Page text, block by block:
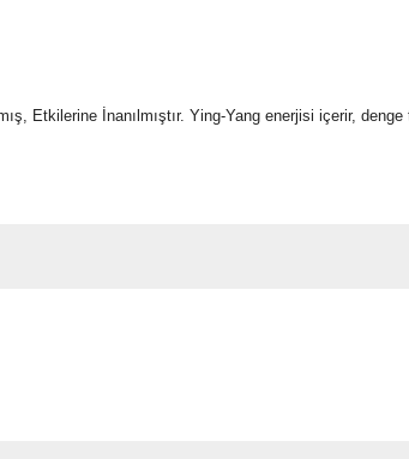
Etkilerine İnanılmıştır. Ying-Yang enerjisi içerir, denge